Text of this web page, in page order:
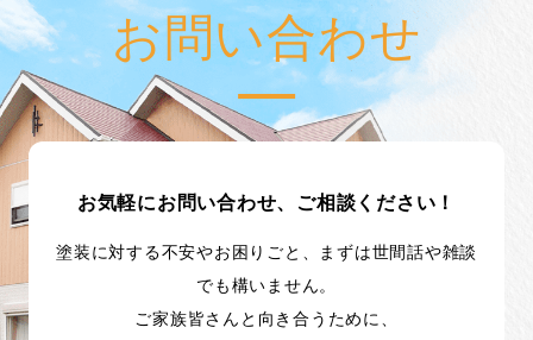
お問い合わせ
お気軽にお問い合わせ、ご相談ください！
塗装に対する不安やお困りごと、まずは世間話や雑談
でも構いません。
ご家族皆さんと向き合うために、